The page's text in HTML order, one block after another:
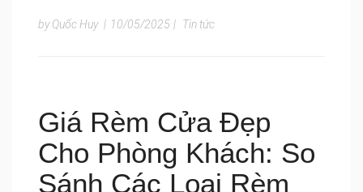
by Quốc Huy | 10/05/2025 | Tin tức
Giá Rèm Cửa Đẹp
Cho Phòng Khách: So
Sánh Các Loại Rèm